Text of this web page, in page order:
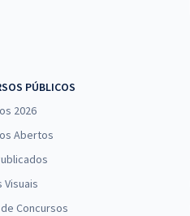
PÚBLICOS
2026
Abertos
Visuais
Concursos